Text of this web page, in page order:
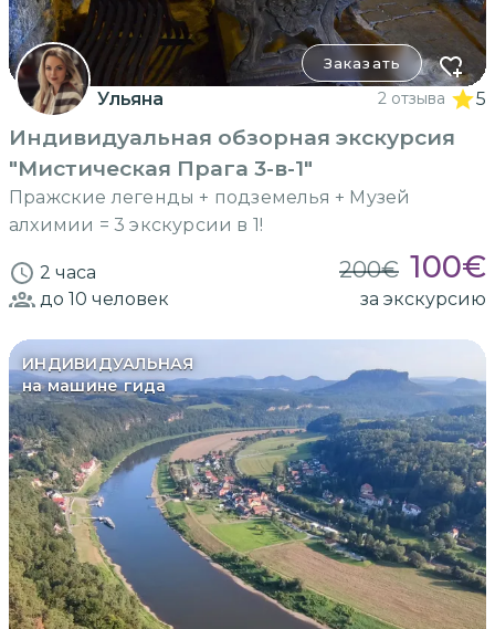
Заказать
Ульяна 2 отзыва 5
Индивидуальная обзорная экскурсия
"Мистическая Прага 3-в-1"
Пражские легенды + подземелья + Музей
алхимии = 3 экскурсии в 1!
2 часа 200€ 100€
до 10 человек за экскурсию
ИНДИВИДУАЛЬНАЯ
на машине гида